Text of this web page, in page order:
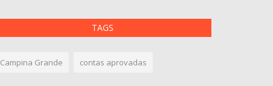
TAGS
Campina Grande contas aprovadas